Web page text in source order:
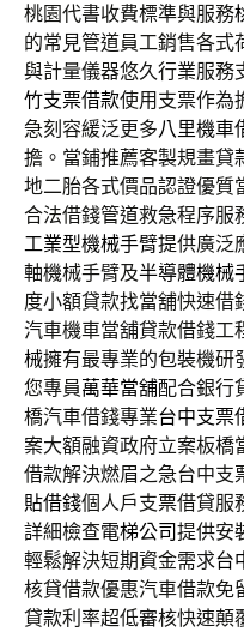
桃園代書收費標準與服務
的常見管道員工銷售各式
與計量儀器悠久行業服務
竹支票借款使用支票作為
急刻容緩泛更多八里機車
擔。當鋪推薦客製規畫貸
地二胎各式價品認證優質
合法借錢管道救急程序服
工業型機械手臂提供廣泛
軸機械手臂及半導體機械
度小額貸款找當舖快速借
汽車機車當舖貸款借錢工
械擁有最專業的包裝機研
您專員萬華當舖配合銀行
橋汽車借錢專業台中支票
案大額融資政府立案板橋
借款解決燃眉之急台中支
貼借錢個人戶支票借貸服
詳細檢查電梯公司提供安
輕鬆解決短期資金需求台
核貸借款優惠汽車借款免
貸款利率超低審核快速顛